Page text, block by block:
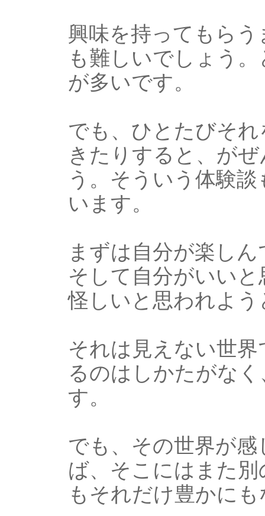
興味を持ってもら
も難しいでしょう
が多いです。
でも、ひとたびそ
きたりすると、が
う。そういう体験
います。
まずは自分が楽し
そして自分がいい
怪しいと思われよ
それは見えない世
るのはしかたがな
す。
でも、その世界が
ば、そこにはまた
もそれだけ豊かに